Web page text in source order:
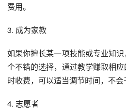
费用。
3. 成为家教
如果你擅长某一项技能或专业知
个不错的选择，通过教学赚取相
时收费，可以适当调节时间，不会
4. 志愿者